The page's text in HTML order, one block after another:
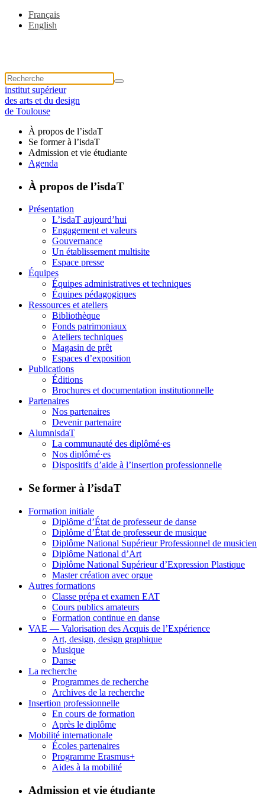
Français
English
institut supérieur
des arts et du design
de Toulouse
À propos de l’isdaT
Se former à l’isdaT
Admission et vie étudiante
Agenda
À propos de l’isdaT
Présentation
L’isdaT aujourd’hui
Engagement et valeurs
Gouvernance
Un établissement multisite
Espace presse
Équipes
Équipes administratives et techniques
Équipes pédagogiques
Ressources et ateliers
Bibliothèque
Fonds patrimoniaux
Ateliers techniques
Magasin de prêt
Espaces d’exposition
Publications
Éditions
Brochures et documentation institutionnelle
Partenaires
Nos partenaires
Devenir partenaire
AlumnisdaT
La communauté des diplômé·es
Nos diplômé·es
Dispositifs d’aide à l’insertion professionnelle
Se former à l’isdaT
Formation initiale
Diplôme d’État de professeur de danse
Diplôme d’État de professeur de musique
Diplôme National Supérieur Professionnel de musicien
Diplôme National d’Art
Diplôme National Supérieur d’Expression Plastique
Master création avec orgue
Autres formations
Classe prépa et examen EAT
Cours publics amateurs
Formation continue en danse
VAE — Valorisation des Acquis de l’Expérience
Art, design, design graphique
Musique
Danse
La recherche
Programmes de recherche
Archives de la recherche
Insertion professionnelle
En cours de formation
Après le diplôme
Mobilité internationale
Écoles partenaires
Programme Erasmus+
Aides à la mobilité
Admission et vie étudiante